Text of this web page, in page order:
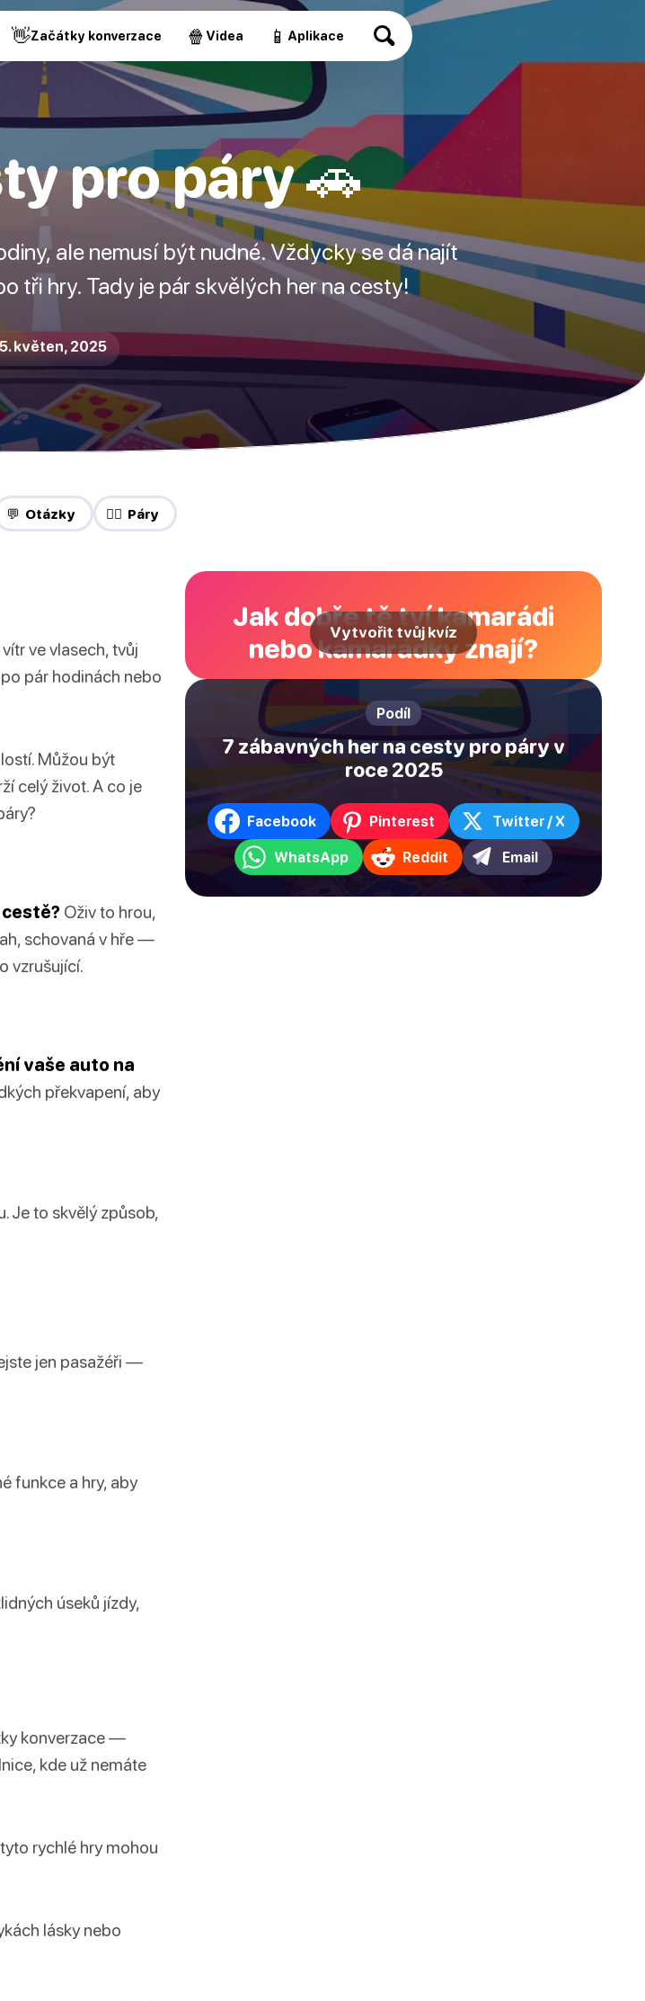
👋Začátky konverzace 🍿 Videa 📱 Aplikace
pro páry 🚗
ale nemusí být nudné. Vždycky se dá najít
tři hry. Tady je pár skvělých her na cesty!
květen, 2025
💬 Otázky ❤️‍🔥 Páry
ve vlasech, tvůj
pár hodinách nebo
Můžou být
celý život. A co je
Oživ to hrou,
schovaná v hře —
vzrušující.
vaše auto na
překvapení, aby
Je to skvělý způsob,
jen pasažéři —
funkce a hry, aby
úseků jízdy,
konverzace —
kde už nemáte
rychlé hry mohou
lásky nebo
Jak dobře tě tví kamarádi
nebo kamarádky znají?
Vytvořit tvůj kvíz
Podíl
7 zábavných her na cesty pro páry v
roce 2025
Facebook Pinterest Twitter / X
WhatsApp Reddit Email